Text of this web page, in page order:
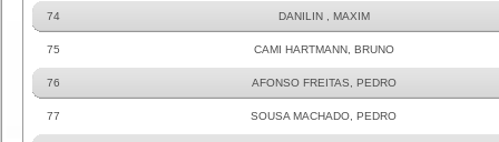
74 DANILIN , MAXIM
75 CAMI HARTMANN, BRUNO
76 AFONSO FREITAS, PEDRO
77 SOUSA MACHADO, PEDRO